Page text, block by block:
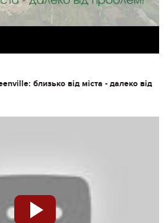
близько від міста - далеко від